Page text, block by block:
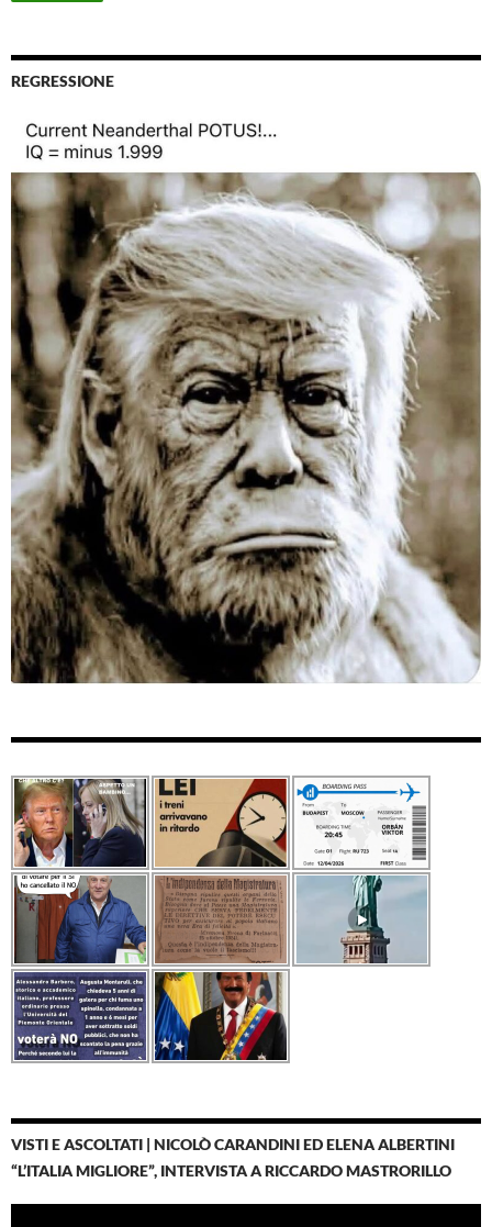
REGRESSIONE
VISTI E ASCOLTATI | NICOLÒ CARANDINI ED ELENA ALBERTINI
“L’ITALIA MIGLIORE”, INTERVISTA A RICCARDO MASTRORILLO